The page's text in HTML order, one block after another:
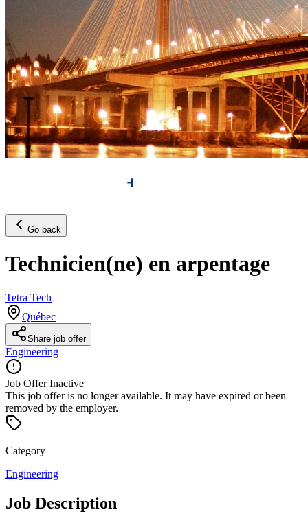
Go back
Technicien(ne) en arpentage
Tetra Tech
Québec
Share job offer
Engineering
Job Offer Inactive
This job offer is no longer available. It may have expired or been
removed by the employer.
Category
Engineering
Job Description